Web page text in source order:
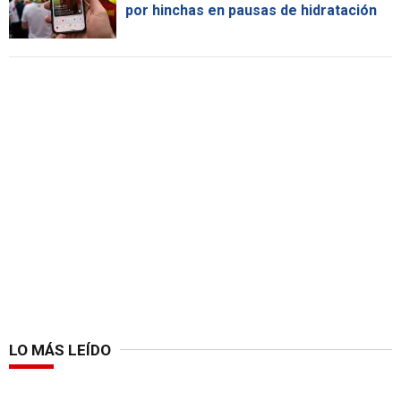
por hinchas en pausas de hidratación
LO MÁS LEÍDO